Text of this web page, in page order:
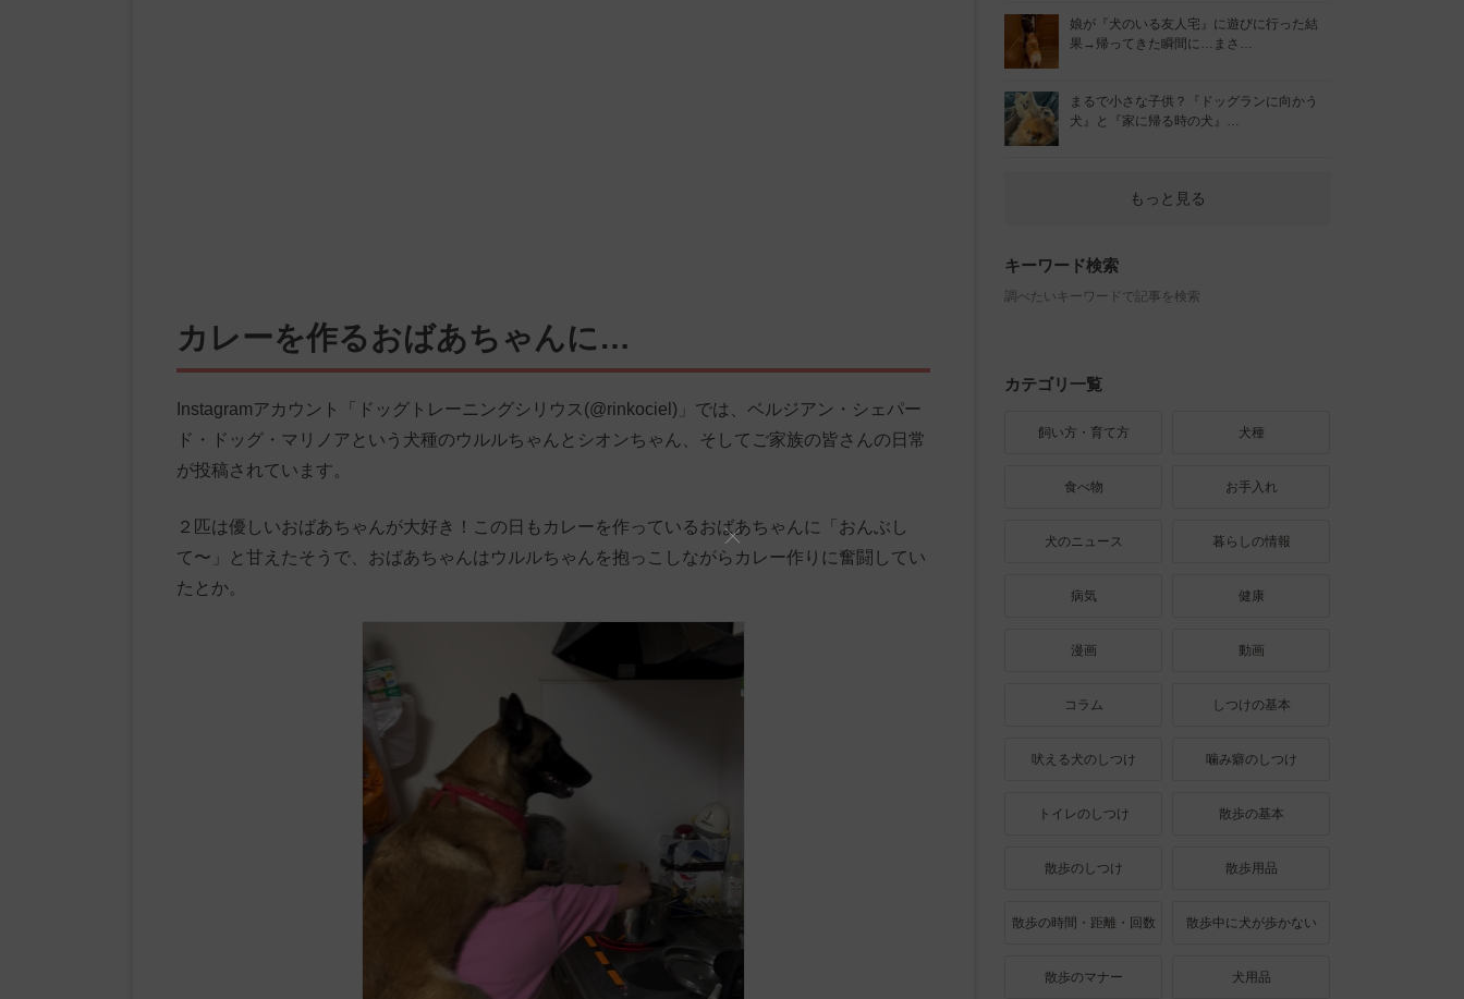
カレーを作るおばあちゃんに…
Instagramアカウント「ドッグトレーニングシリウス(@rinkociel)」では、ベルジアン・シェパー
ド・ドッグ・マリノアという犬種のウルルちゃんとシオンちゃん、そしてご家族の皆さんの日常
が投稿されています。
２匹は優しいおばあちゃんが大好き！この日もカレーを作っているおばあちゃんに「おんぶし
て〜」と甘えたそうで、おばあちゃんはウルルちゃんを抱っこしながらカレー作りに奮闘してい
たとか。
娘が『犬のいる友人宅』に遊びに行った結
果→帰ってきた瞬間に…まさ…
まるで小さな子供？『ドッグランに向かう
犬』と『家に帰る時の犬』…
もっと見る
キーワード検索
調べたいキーワードで記事を検索
カテゴリ一覧
飼い方・育て方 犬種
食べ物 お手入れ
犬のニュース 暮らしの情報
病気 健康
漫画 動画
コラム しつけの基本
吠える犬のしつけ 噛み癖のしつけ
トイレのしつけ 散歩の基本
散歩のしつけ 散歩用品
散歩の時間・距離・回数 散歩中に犬が歩かない
散歩のマナー 犬用品